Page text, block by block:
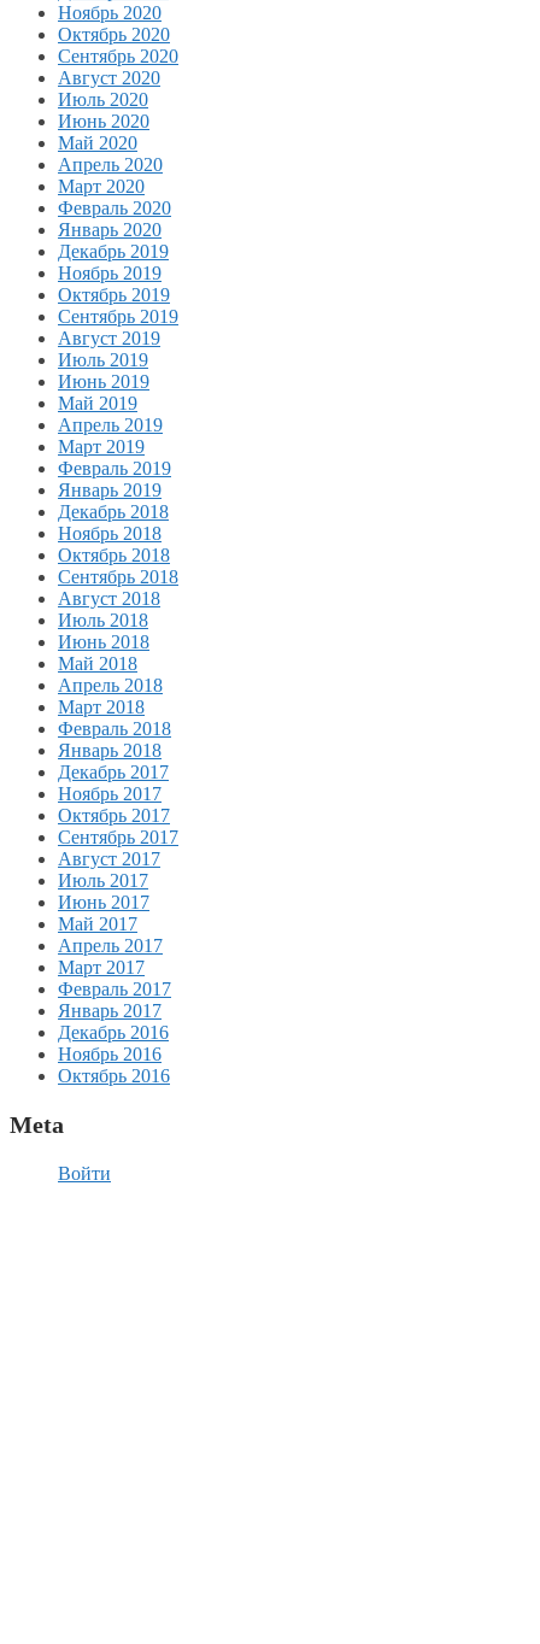
Ноябрь 2020
Октябрь 2020
Сентябрь 2020
Август 2020
Июль 2020
Июнь 2020
Май 2020
Апрель 2020
Март 2020
Февраль 2020
Январь 2020
Декабрь 2019
Ноябрь 2019
Октябрь 2019
Сентябрь 2019
Август 2019
Июль 2019
Июнь 2019
Май 2019
Апрель 2019
Март 2019
Февраль 2019
Январь 2019
Декабрь 2018
Ноябрь 2018
Октябрь 2018
Сентябрь 2018
Август 2018
Июль 2018
Июнь 2018
Май 2018
Апрель 2018
Март 2018
Февраль 2018
Январь 2018
Декабрь 2017
Ноябрь 2017
Октябрь 2017
Сентябрь 2017
Август 2017
Июль 2017
Июнь 2017
Май 2017
Апрель 2017
Март 2017
Февраль 2017
Январь 2017
Декабрь 2016
Ноябрь 2016
Октябрь 2016
Meta
Войти